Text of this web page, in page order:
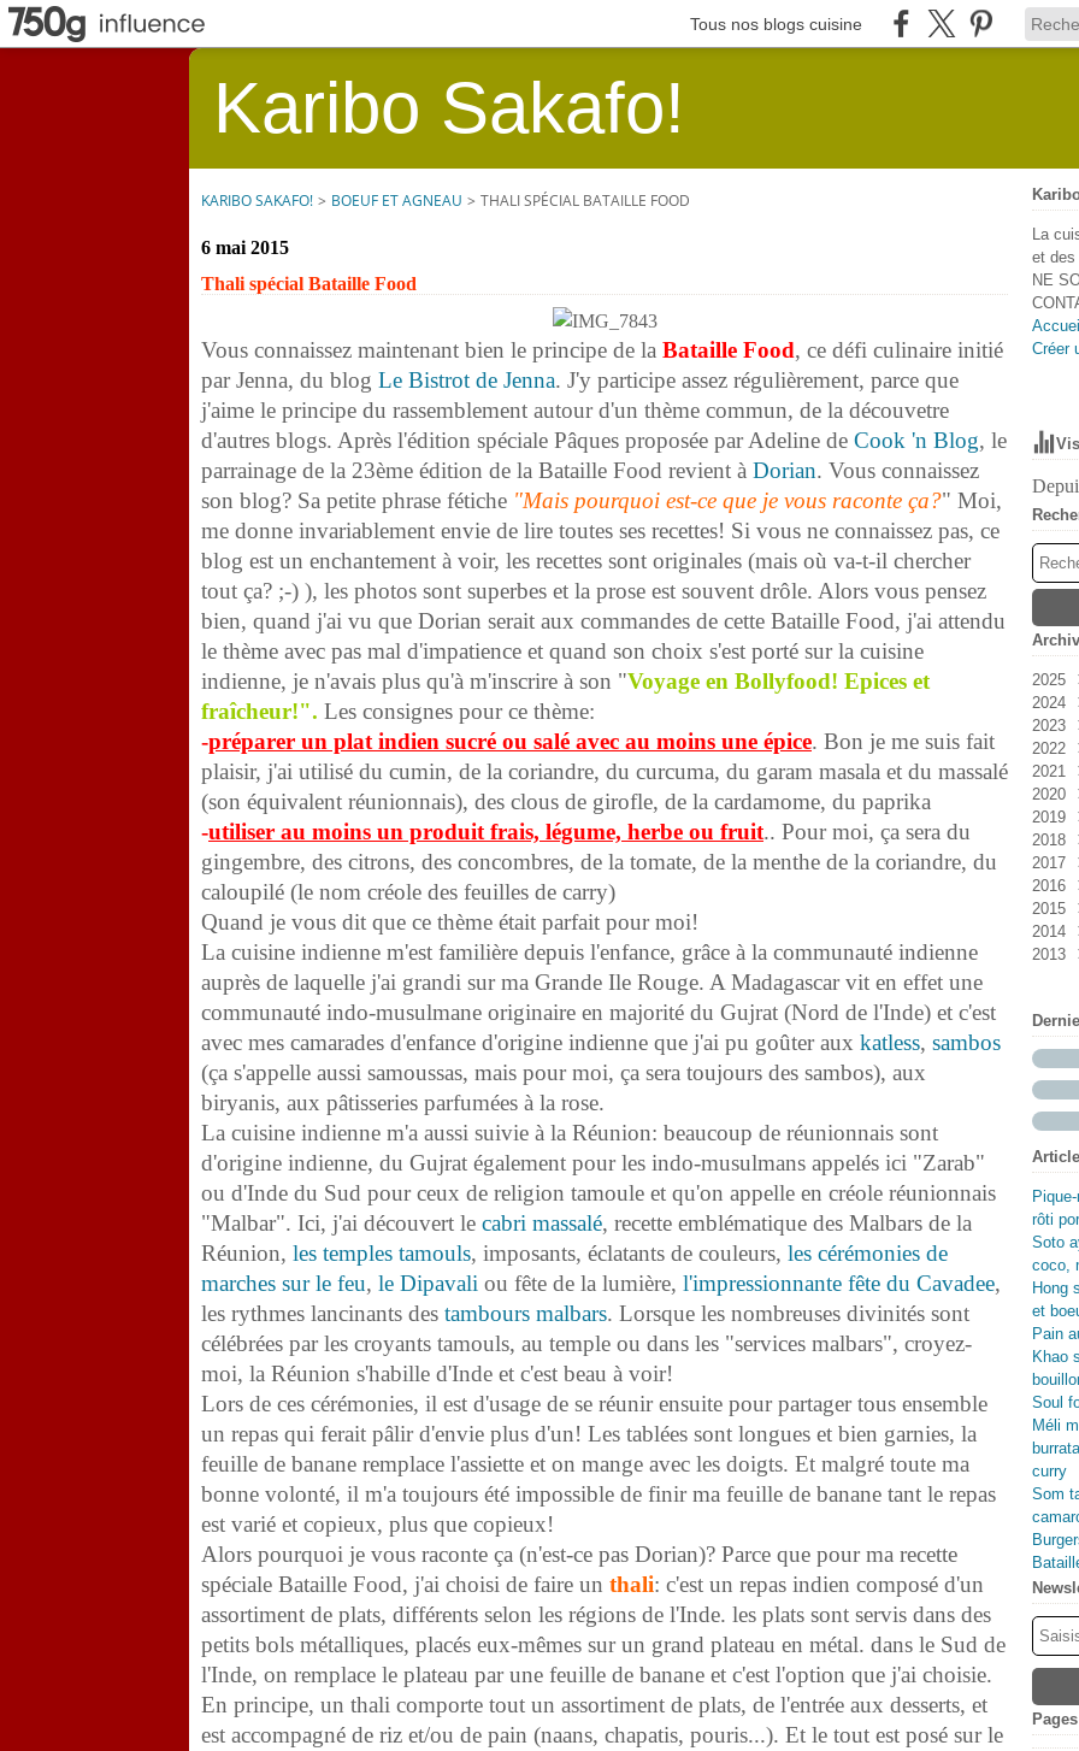
Tous nos blogs cuisine
Karibo Sakafo!
KARIBO SAKAFO! > BOEUF ET AGNEAU > THALI SPÉCIAL BATAILLE FOOD
6 mai 2015
Thali spécial Bataille Food
Vous connaissez maintenant bien le principe de la Bataille Food, ce défi culinaire initié
par Jenna, du blog Le Bistrot de Jenna. J'y participe assez régulièrement, parce que
j'aime le principe du rassemblement autour d'un thème commun, de la découvetre
d'autres blogs. Après l'édition spéciale Pâques proposée par Adeline de Cook 'n Blog, le
parrainage de la 23ème édition de la Bataille Food revient à Dorian. Vous connaissez
son blog? Sa petite phrase fétiche "Mais pourquoi est-ce que je vous raconte ça?" Moi,
me donne invariablement envie de lire toutes ses recettes! Si vous ne connaissez pas, ce
blog est un enchantement à voir, les recettes sont originales (mais où va-t-il chercher
tout ça? ;-) ), les photos sont superbes et la prose est souvent drôle. Alors vous pensez
bien, quand j'ai vu que Dorian serait aux commandes de cette Bataille Food, j'ai attendu
le thème avec pas mal d'impatience et quand son choix s'est porté sur la cuisine
indienne, je n'avais plus qu'à m'inscrire à son "Voyage en Bollyfood! Epices et
fraîcheur!". Les consignes pour ce thème:
-préparer un plat indien sucré ou salé avec au moins une épice. Bon je me suis fait
plaisir, j'ai utilisé du cumin, de la coriandre, du curcuma, du garam masala et du massalé
(son équivalent réunionnais), des clous de girofle, de la cardamome, du paprika
-utiliser au moins un produit frais, légume, herbe ou fruit.. Pour moi, ça sera du
gingembre, des citrons, des concombres, de la tomate, de la menthe de la coriandre, du
caloupilé (le nom créole des feuilles de carry)
Quand je vous dit que ce thème était parfait pour moi!
La cuisine indienne m'est familière depuis l'enfance, grâce à la communauté indienne
auprès de laquelle j'ai grandi sur ma Grande Ile Rouge. A Madagascar vit en effet une
communauté indo-musulmane originaire en majorité du Gujrat (Nord de l'Inde) et c'est
avec mes camarades d'enfance d'origine indienne que j'ai pu goûter aux katless, sambos
(ça s'appelle aussi samoussas, mais pour moi, ça sera toujours des sambos), aux
biryanis, aux pâtisseries parfumées à la rose.
La cuisine indienne m'a aussi suivie à la Réunion: beaucoup de réunionnais sont
d'origine indienne, du Gujrat également pour les indo-musulmans appelés ici "Zarab"
ou d'Inde du Sud pour ceux de religion tamoule et qu'on appelle en créole réunionnais
"Malbar". Ici, j'ai découvert le cabri massalé, recette emblématique des Malbars de la
Réunion, les temples tamouls, imposants, éclatants de couleurs, les cérémonies de
marches sur le feu, le Dipavali ou fête de la lumière, l'impressionnante fête du Cavadee,
les rythmes lancinants des tambours malbars. Lorsque les nombreuses divinités sont
célébrées par les croyants tamouls, au temple ou dans les "services malbars", croyez-
moi, la Réunion s'habille d'Inde et c'est beau à voir!
Lors de ces cérémonies, il est d'usage de se réunir ensuite pour partager tous ensemble
un repas qui ferait pâlir d'envie plus d'un! Les tablées sont longues et bien garnies, la
feuille de banane remplace l'assiette et on mange avec les doigts. Et malgré toute ma
bonne volonté, il m'a toujours été impossible de finir ma feuille de banane tant le repas
est varié et copieux, plus que copieux!
Alors pourquoi je vous raconte ça (n'est-ce pas Dorian)? Parce que pour ma recette
spéciale Bataille Food, j'ai choisi de faire un thali: c'est un repas indien composé d'un
assortiment de plats, différents selon les régions de l'Inde. les plats sont servis dans des
petits bols métalliques, placés eux-mêmes sur un grand plateau en métal. dans le Sud de
l'Inde, on remplace le plateau par une feuille de banane et c'est l'option que j'ai choisie.
En principe, un thali comporte tout un assortiment de plats, de l'entrée aux desserts, et
est accompagné de riz et/ou de pain (naans, chapatis, pouris...). Et le tout est posé sur le
La
et des
NE
Créer
2025
2024
2023
2022
2021
2020
2019
2018
2017
Mai
2016
2015
2014
2013
rôti
Soto
coco,
Hong
et
Pain
Khao
Soul
Méli
curry
Som
Pages